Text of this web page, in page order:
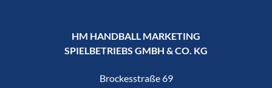
HM HANDBALL MARKETING
SPIELBETRIEBS GMBH & CO. KG
Brockesstraße 69